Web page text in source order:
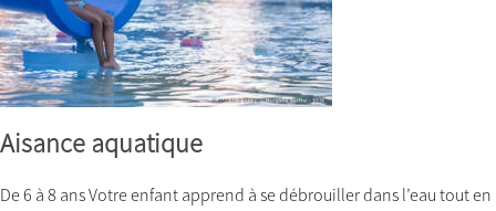
Aisance aquatique
De 6 à 8 ans Votre enfant apprend à se débrouiller dans l’eau tout en